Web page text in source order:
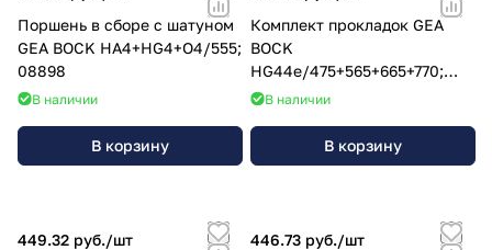
Поршень в сборе с шатуном
GEA BOCK НА4+НG4+O4/555;
08898
В наличии
В корзину
Комплект прокладок GEA
BOCK
НG44e/475+565+665+770;
80953
В наличии
В корзину
449.32 руб./шт
446.73 руб./шт